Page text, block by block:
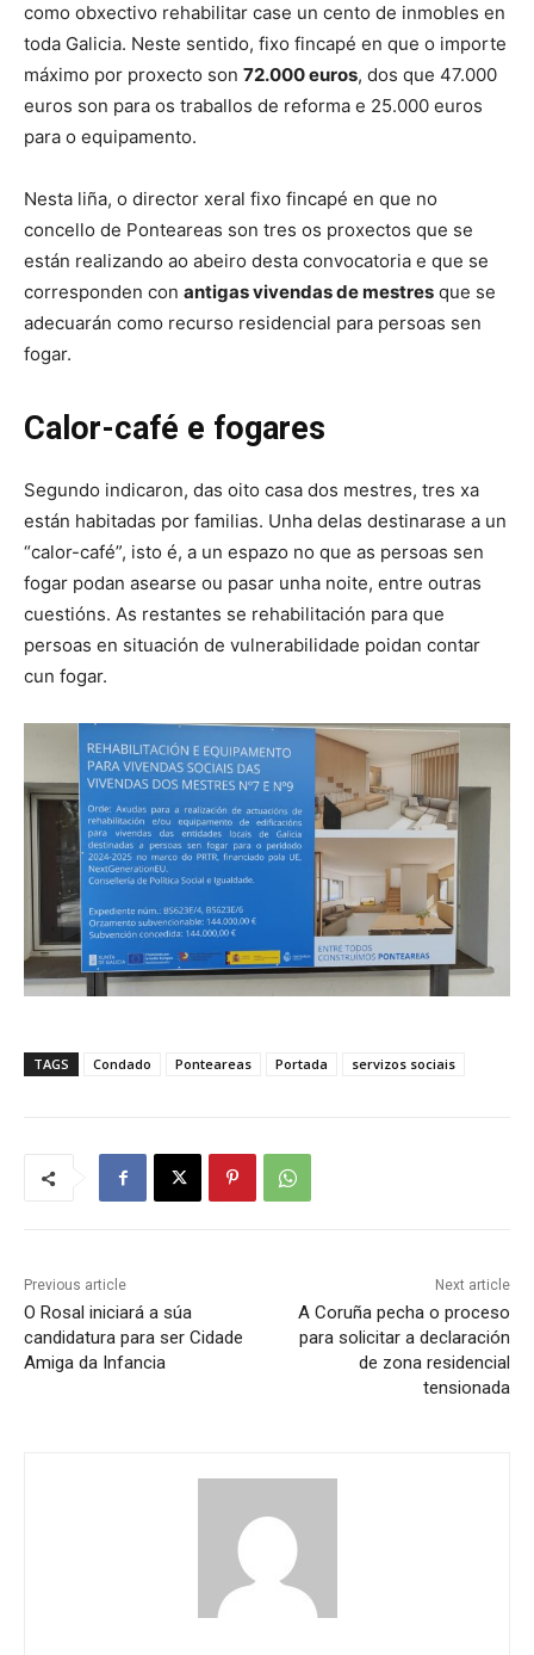
como obxectivo rehabilitar case un cento de inmobles en
toda Galicia. Neste sentido, fixo fincapé en que o importe
máximo por proxecto son 72.000 euros, dos que 47.000
euros son para os traballos de reforma e 25.000 euros
para o equipamento.
Nesta liña, o director xeral fixo fincapé en que no
concello de Ponteareas son tres os proxectos que se
están realizando ao abeiro desta convocatoria e que se
corresponden con antigas vivendas de mestres que se
adecuarán como recurso residencial para persoas sen
fogar.
Calor-café e fogares
Segundo indicaron, das oito casa dos mestres, tres xa
están habitadas por familias. Unha delas destinarase a un
“calor-café”, isto é, a un espazo no que as persoas sen
fogar podan asearse ou pasar unha noite, entre outras
cuestións. As restantes se rehabilitación para que
persoas en situación de vulnerabilidade poidan contar
cun fogar.
TAGS Condado Ponteareas Portada servizos sociais
Previous article
O Rosal iniciará a súa
candidatura para ser Cidade
Amiga da Infancia
Next article
A Coruña pecha o proceso
para solicitar a declaración
de zona residencial
tensionada